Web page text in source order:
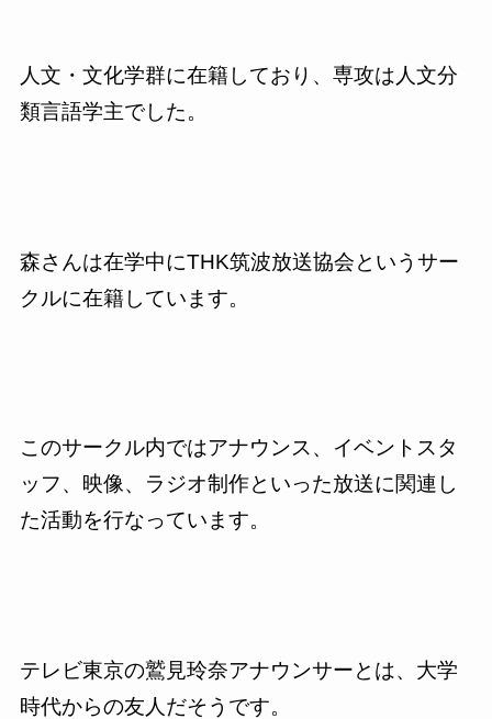
人文・文化学群に在籍しており、専攻は人文分
類言語学主でした。
森さんは在学中にTHK筑波放送協会というサー
クルに在籍しています。
このサークル内ではアナウンス、イベントスタ
ッフ、映像、ラジオ制作といった放送に関連し
た活動を行なっています。
テレビ東京の鷲見玲奈アナウンサーとは、大学
時代からの友人だそうです。